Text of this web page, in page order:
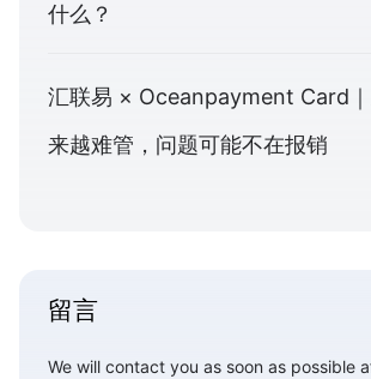
什么？
汇联易 × Oceanpayment Card
来越难管，问题可能不在报销
留言
We will contact you as soon as possible